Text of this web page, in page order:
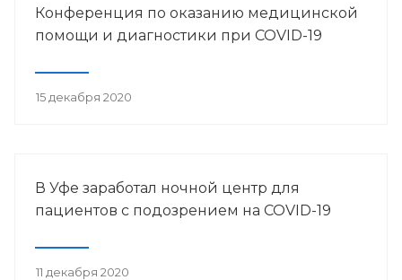
Конференция по оказанию медицинской
помощи и диагностики при COVID-19
15 декабря 2020
В Уфе заработал ночной центр для
пациентов с подозрением на COVID-19
11 декабря 2020